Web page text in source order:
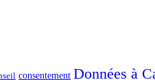
consentement Données à